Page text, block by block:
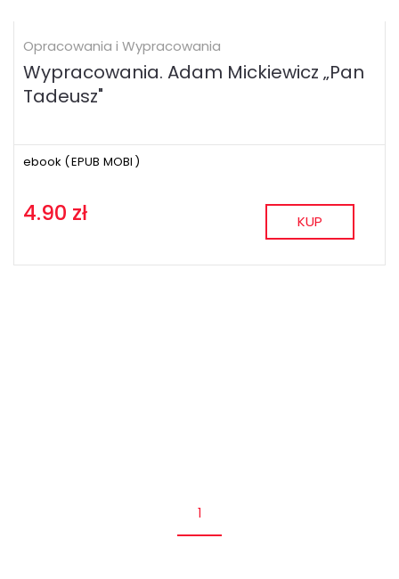
Opracowania i Wypracowania
Wypracowania. Adam Mickiewicz „Pan
Tadeusz"
ebook (EPUB MOBI )
4.90 zł KUP
1